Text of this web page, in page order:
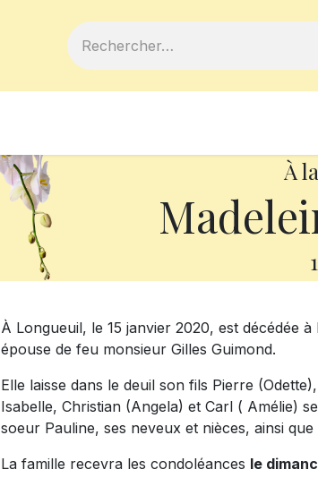
À
À Longueuil, le 15 janvier 2020, est décédée à
épouse de feu monsieur Gilles Guimond.
Elle laisse dans le deuil son fils Pierre
Isabelle, Christian (Angela) et Carl ( Amélie)
soeur Pauline, ses neveux et nièces, ainsi
La famille recevra les condoléances le